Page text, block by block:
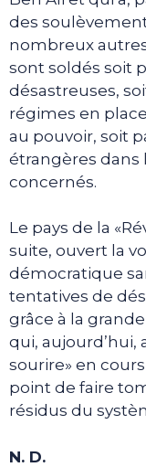
des
nombreux
sont soldés soit
désastreuses,
régimes en
au pouvoir, soit
étrangères dans
concernés.
Le pays de la
suite, ouvert la
démocratique
tentatives de
grâce à la
qui, aujourd’hui,
sourire» en
point de faire
résidus du
N. D.